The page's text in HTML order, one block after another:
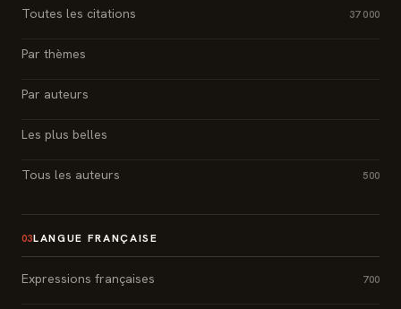
Toutes les citations 37 000
Par thèmes
Par auteurs
Les plus belles
Tous les auteurs 500
03LANGUE FRANÇAISE
Expressions françaises 700